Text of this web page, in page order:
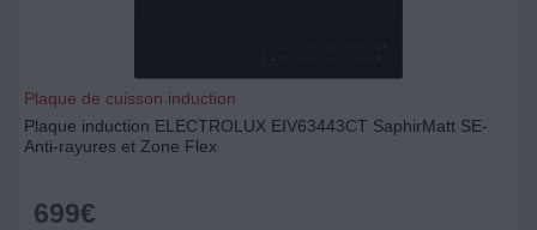
Plaque de cuisson induction
Plaque induction ELECTROLUX EIV63443CT SaphirMatt SE-
Anti-rayures et Zone Flex
699€